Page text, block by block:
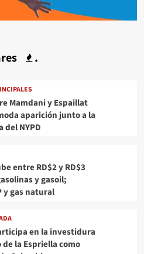
.
Mamdani y Espaillat
aparición junto a la
del NYPD
entre RD$2 y RD$3
y gasoil;
y gas natural
en la investidura
la Espriella como